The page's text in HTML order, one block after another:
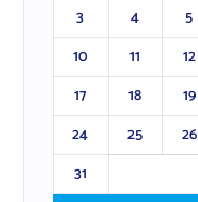
3
4 5
10
11 12
17
18 19
24
25 26
31